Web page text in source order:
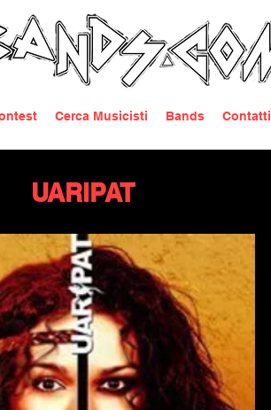
Cerca Musicisti Bands Contatti
UARIPAT